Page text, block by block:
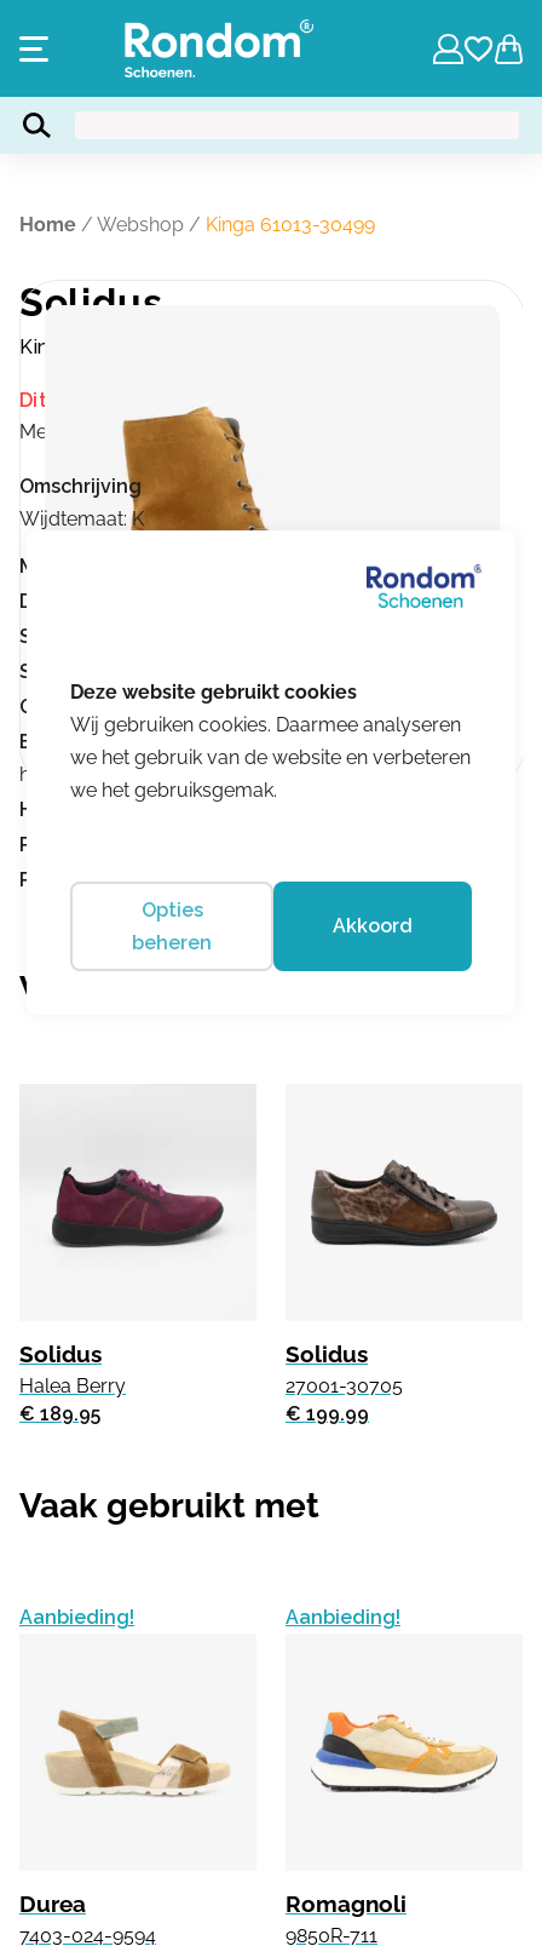
Home / Webshop / Kinga 61013-30499
Solidus
Kinga 61013-30499
Dit product is momenteel niet op voorraad.
Merk:
Solidus
Omschrijving
Wijdtemaat: K
Merk:
Demping:
Stevige hielomsluiting:
Stevigheid loopzool:
Geschikt voor inlegzolen:Geschikt voor inlegzolen
Buigpunt ter hoogte van de tenen:
Buigpunt ter
hoogte van de tenen
Hakhoogte:
Hakhoogte 0-3 cm
Product nummer:
Product omschrijving:Kinga 61013-30499
Vergelijkbare producten
Solidus
Halea Berry
€ 189.95
Solidus
27001-30705
€ 199.99
Vaak gebruikt met
Aanbieding!
Durea
7403-024-9594
Aanbieding!
Romagnoli
9850R-711
Wij gebruiken cookies. Daarmee analyseren
we het gebruik van de website en verbeteren
we het gebruiksgemak.
Opties
beheren
Akkoord